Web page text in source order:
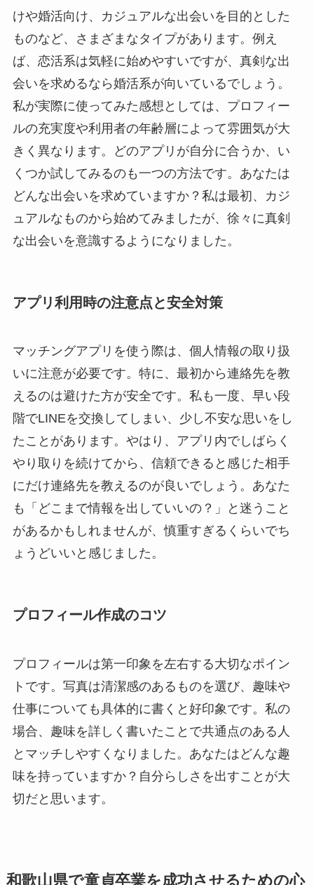
けや婚活向け、カジュアルな出会いを目的とした
ものなど、さまざまなタイプがあります。例え
ば、恋活系は気軽に始めやすいですが、真剣な出
会いを求めるなら婚活系が向いているでしょう。
私が実際に使ってみた感想としては、プロフィー
ルの充実度や利用者の年齢層によって雰囲気が大
きく異なります。どのアプリが自分に合うか、い
くつか試してみるのも一つの方法です。あなたは
どんな出会いを求めていますか？私は最初、カジ
ュアルなものから始めてみましたが、徐々に真剣
な出会いを意識するようになりました。
アプリ利用時の注意点と安全対策
マッチングアプリを使う際は、個人情報の取り扱
いに注意が必要です。特に、最初から連絡先を教
えるのは避けた方が安全です。私も一度、早い段
階でLINEを交換してしまい、少し不安な思いをし
たことがあります。やはり、アプリ内でしばらく
やり取りを続けてから、信頼できると感じた相手
にだけ連絡先を教えるのが良いでしょう。あなた
も「どこまで情報を出していいの？」と迷うこと
があるかもしれませんが、慎重すぎるくらいでち
ょうどいいと感じました。
プロフィール作成のコツ
プロフィールは第一印象を左右する大切なポイン
トです。写真は清潔感のあるものを選び、趣味や
仕事についても具体的に書くと好印象です。私の
場合、趣味を詳しく書いたことで共通点のある人
とマッチしやすくなりました。あなたはどんな趣
味を持っていますか？自分らしさを出すことが大
切だと思います。
和歌山県で童貞卒業を成功させるための心